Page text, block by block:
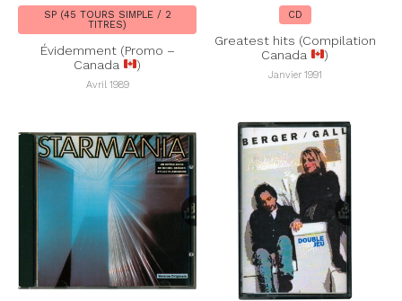
SP (45 TOURS SIMPLE / 2
TITRES)
Évidemment (Promo –
Canada
)
Avril 1989
CD
Greatest hits (Compilation
Canada
)
Janvier 1991